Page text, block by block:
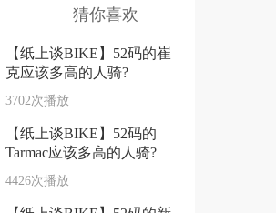
猜你喜欢
【纸上谈BIKE】52码的崔
克应该多高的人骑?
3702次播放
【纸上谈BIKE】52码的
Tarmac应该多高的人骑?
4426次播放